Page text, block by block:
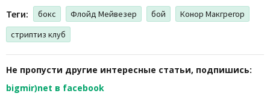
Теги: бокс Флойд Мейвезер бой
Конор Макгрегор
стриптиз клуб
Не пропусти другие интересные статьи, подпишись:
bigmir)net в facebook